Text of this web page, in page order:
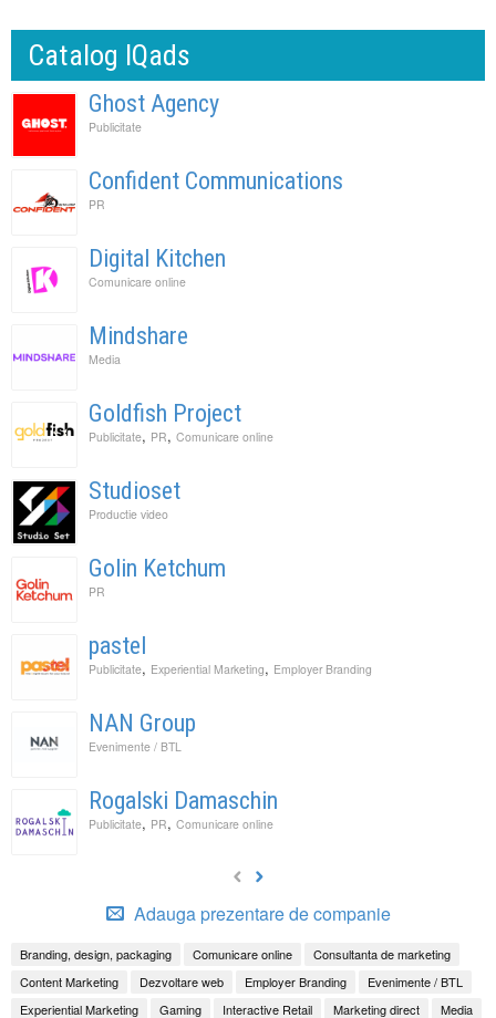
Catalog IQads
Ghost Agency
Publicitate
Confident Communications
PR
Digital Kitchen
Comunicare online
Mindshare
Media
Goldfish Project
Publicitate, PR, Comunicare online
Studioset
Productie video
Golin Ketchum
PR
pastel
Publicitate, Experiential Marketing, Employer Branding
NAN Group
Evenimente / BTL
Rogalski Damaschin
Publicitate, PR, Comunicare online
Adauga prezentare de companie
Branding, design, packaging Comunicare online
Consultanta de marketing
Content Marketing
Dezvoltare web Employer Branding
Evenimente / BTL
Experiential Marketing
Gaming Interactive Retail Marketing direct Media